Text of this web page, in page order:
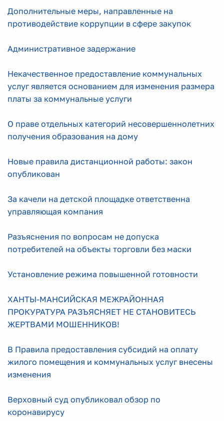
Дополнительные меры, направленные на
противодействие коррупции в сфере закупок
Административное задержание
Некачественное предоставление коммунальных
услуг является основанием для изменения размера
платы за коммунальные услуги
О праве отдельных категорий несовершеннолетних
получения образования на дому
Новые правила дистанционной работы: закон
опубликован
За качели на детской площадке ответственна
управляющая компания
Разъяснения по вопросам не допуска
потребителей на объекты торговли без маски
Установление режима повышенной готовности
ХАНТЫ-МАНСИЙСКАЯ МЕЖРАЙОННАЯ
ПРОКУРАТУРА РАЗЪЯСНЯЕТ НЕ СТАНОВИТЕСЬ
ЖЕРТВАМИ МОШЕННИКОВ!
В Правила предоставления субсидий на оплату
жилого помещения и коммунальных услуг внесены
изменения
Верховный суд опубликовал обзор по
коронавирусу